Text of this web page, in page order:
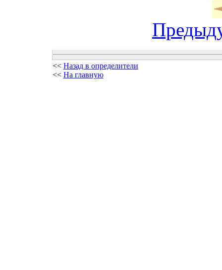
<< Назад в определители
<< На главную